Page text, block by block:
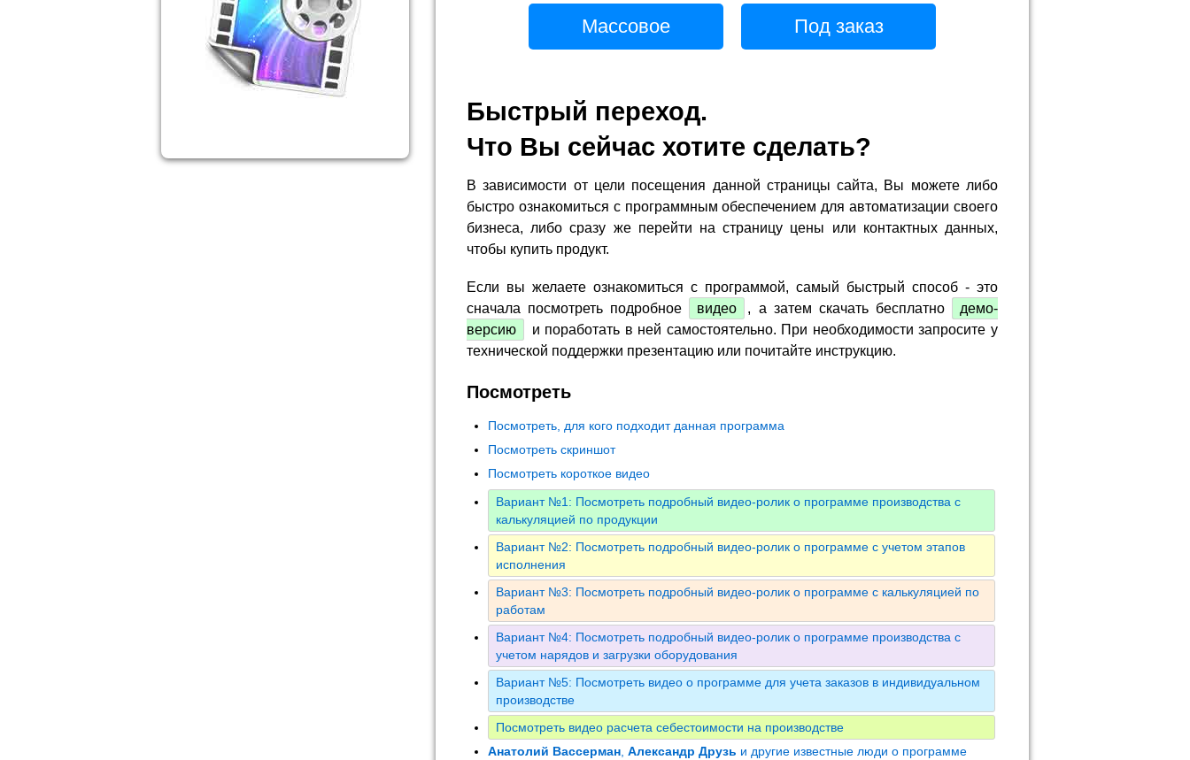
Массовое Под заказ
Быстрый переход.
Что Вы сейчас хотите сделать?
В зависимости от цели посещения данной страницы сайта, Вы можете либо
быстро ознакомиться с программным обеспечением для автоматизации своего
бизнеса, либо сразу же перейти на страницу цены или контактных данных,
чтобы купить продукт.
Если вы желаете ознакомиться с программой, самый быстрый способ - это
сначала посмотреть подробное
видео , а затем скачать бесплатно
демо-
версию
и поработать в ней самостоятельно. При необходимости запросите у
технической поддержки презентацию или почитайте инструкцию.
Посмотреть
Посмотреть, для кого подходит данная программа
Посмотреть скриншот
Посмотреть короткое видео
Вариант №1: Посмотреть подробный видео-ролик о программе производства с
калькуляцией по продукции
Вариант №2: Посмотреть подробный видео-ролик о программе с учетом этапов
исполнения
Вариант №3: Посмотреть подробный видео-ролик о программе с калькуляцией по
работам
Вариант №4: Посмотреть подробный видео-ролик о программе производства с
учетом нарядов и загрузки оборудования
Вариант №5: Посмотреть видео о программе для учета заказов в индивидуальном
производстве
Посмотреть видео расчета себестоимости на производстве
Анатолий Вассерман Александр Друзь и другие известные люди о программе